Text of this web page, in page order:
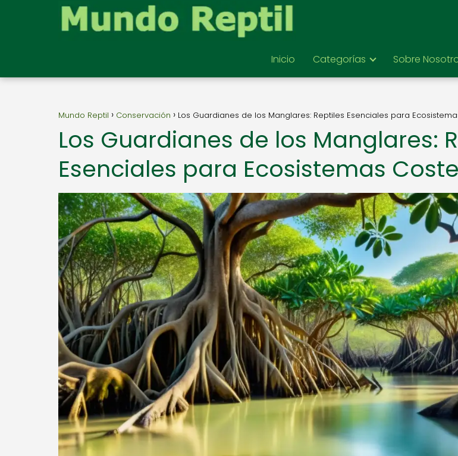
Inicio Categorías Sobre
Mundo Reptil Conservación Los Guardianes de los Manglares: Reptiles Esenciales para
Los Guardianes de los Manglares:
Esenciales para Ecosistemas